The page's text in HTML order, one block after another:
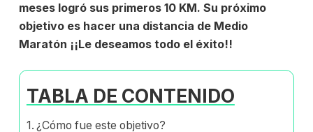
meses logró sus primeros 10 KM. Su próximo
objetivo es hacer una distancia de Medio
Maratón ¡¡Le deseamos todo el éxito!!
TABLA DE CONTENIDO
¿Cómo fue este objetivo?